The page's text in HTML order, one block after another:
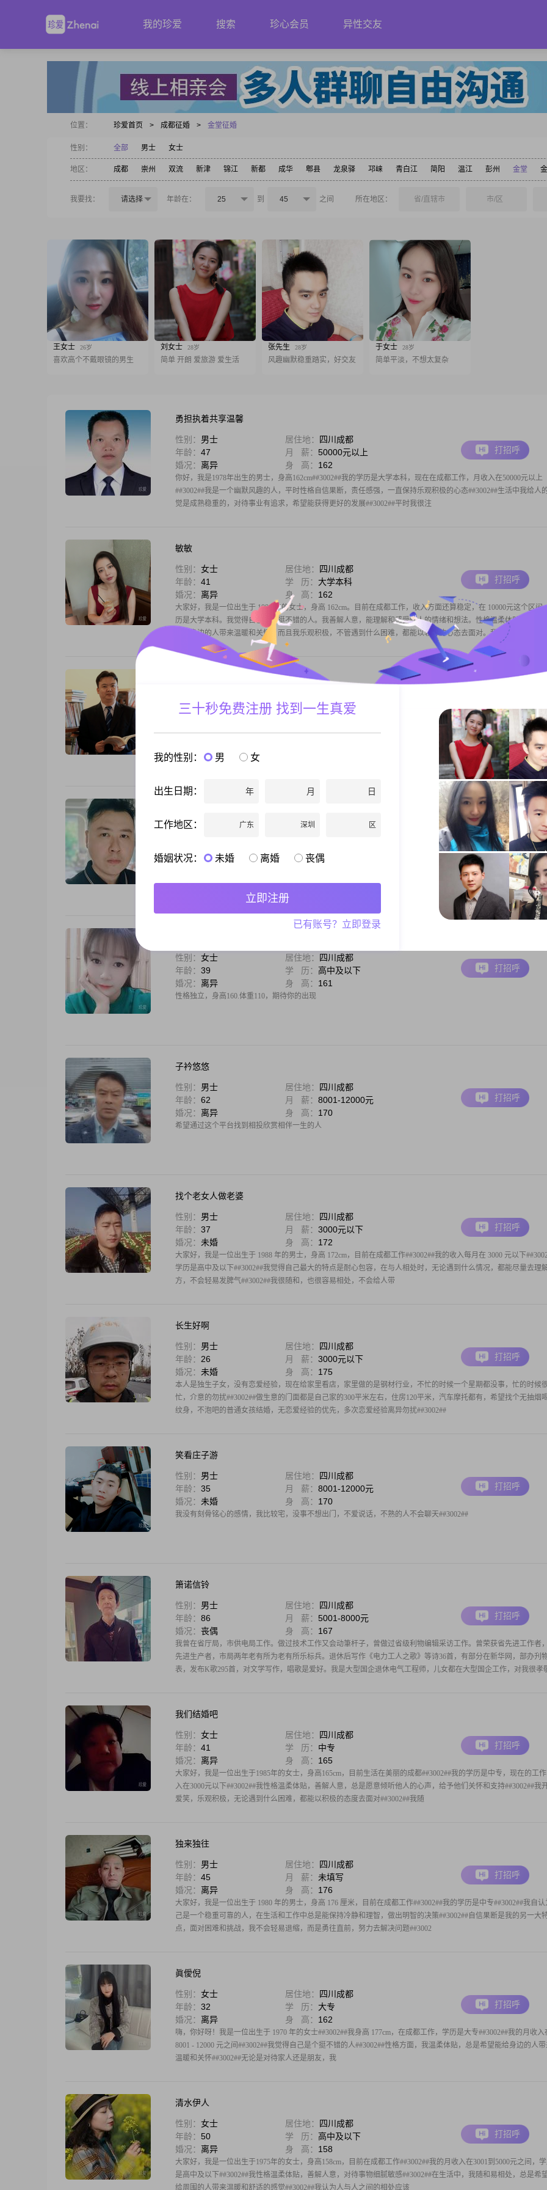
我的珍爱 搜索 珍心会员 异性交友
位置： 珍爱首页 > 成都征婚 > 金堂征婚
性别： 全部 男士 女士
地区： 成都 崇州 双流 新津 锦江 新都 成华 郫县 龙泉驿 邛崃 青白江 简阳 温江 彭州 金堂
我要找： 请选择 年龄在： 25 到 45 之间 所在地区： 省/直辖市 市/区
王女士 26岁
喜欢高个不戴眼镜的男生
刘女士 28岁
简单 开朗 爱旅游 爱生活
张先生 28岁
风趣幽默稳重踏实，好交友
于女士 28岁
简单平淡，不想太复杂
勇担执着共享温馨
性别： 男士 居住地：
四川成都
年龄： 47 月 薪： 50000元以上
婚况： 离异 身 高： 162
你好，我是1978年出生的男士，身高162cm##3002##我的学历是大学本科，现在在成都工作，月收入在50000元以上
##3002##我是一个幽默风趣的人，平时性格自信果断，责任感强，一直保持乐观积极的心态##3002##生活中我给人
觉是成熟稳重的，对待事业有追求，希望能获得更好的发展##3002##平时我很注
打招呼
敏敏
性别： 女士 居住地：
四川成都
年龄： 41 学 历： 大学本科
婚况： 离异 身 高： 162
大家好，我是一位出生于 1984 年的女士，身高 162cm。目前在成都工作，收入方面还算稳定，在 10000元这个区间
历是大学本科。我觉得自己是个挺不错的人。我善解人意，能理解和感受他人的情绪和想法。性格温柔体贴，总是
能给身边的人带来温暖和关怀。而且我乐观积极，不管遇到什么困难，都能以较好的心态去面对。我很独
打招呼
年龄：50 月 薪：50000元以上
大家好，我是1975年出生的男士，身高168cm，目前在成都工作，月收入在50000元以上，学历是硕士。我的性格比
向健谈，平时乐观积极，待人真诚可靠，一直追求事业上的进步。平时喜欢思考，也觉得相互尊重是相处里很重要
点。我的爱好是美食探店，也喜欢打篮球，在篮球方面算是个高手。现在想通过这里认识合适的朋友，希望能遇
打招呼
性别： 居住地：
婚况：
离异 身 高：175
大家好，我是一位出生于 1983 年的男士，身高 175cm，目前在成都打拼##3002##我的月收入大概在 8001 - 12000 元
间，学历是中专##3002##我觉得自己是个挺乐观积极的人，整天乐呵呵的##3002##性格随和，特别容易相处，不会
计较太多##3002##在我心里，家庭的分量很重，不管啥时候
打招呼
性别： 女士 居住地：
四川成都
年龄： 39 学 历： 高中及以下
婚况： 离异 身 高： 161
性格独立，身高160.体重110，期待你的出现
打招呼
子衿悠悠
性别： 男士 居住地：
四川成都
年龄： 62 月 薪： 8001-12000元
婚况： 离异 身 高： 170
希望通过这个平台找到相投欣赏相伴一生的人
打招呼
找个老女人做老婆
性别： 男士 居住地：
四川成都
年龄： 37 月 薪： 3000元以下
婚况： 未婚 身 高： 172
大家好，我是一位出生于 1988 年的男士，身高 172cm，目前在成都工作##3002##我的收入每月在 3000 元以下
学历是高中及以下##3002##我觉得自己最大的特点是耐心包容，在与人相处时，无论遇到什么情况，都能尽量去理
方，不会轻易发脾气##3002##我很随和，也很容易相处，不会给人带
打招呼
长生好啊
性别： 男士 居住地：
四川成都
年龄： 26 月 薪： 3000元以下
婚况： 未婚 身 高： 175
本人是独生子女，没有恋爱经验，现在给家里看店，家里做的是钢材行业，不忙的时候一个星期都没事，忙的时候
忙，介意的勿扰##3002##做生意的门面都是自己家的300平米左右，住房120平米，汽车摩托都有，希望找个无抽烟
纹身，不泡吧的普通女孩结婚，无恋爱经验的优先，多次恋爱经验离异勿扰##3002##
打招呼
笑看庄子游
性别： 男士 居住地：
四川成都
年龄： 35 月 薪： 8001-12000元
婚况： 未婚 身 高： 170
我没有刻骨铭心的感情，我比较宅，没事不想出门，不爱说话，不熟的人不会聊天##3002##
打招呼
箫诺信铃
性别： 男士 居住地：
四川成都
年龄： 86 月 薪： 5001-8000元
婚况： 丧偶 身 高： 167
我曾在省厅局，市供电局工作。做过技术工作又会动筆杆子，曾做过省级利物编辑采访工作。曾荣获省先进工作者
先进生产者，市局两年老有所为老有所乐标兵。退休后写作《电力工人之歌》等诗36首，有部分在新华网，部办刋
表，发布K歌295首，对文学写作，唱歌是爱好。我是大型国企退休电气工程师，儿女都在大型国企工作，对我很孝
打招呼
我们结婚吧
性别： 女士 居住地：
四川成都
年龄： 41 学 历： 中专
婚况： 离异 身 高： 165
大家好，我是一位出生于1985年的女士，身高165cm，目前生活在美丽的成都##3002##我的学历是中专，现在的工
入在3000元以下##3002##我性格温柔体贴，善解人意，总是愿意倾听他人的心声，给予他们关怀和支持##3002##我
爱笑，乐观积极，无论遇到什么困难，都能以积极的态度去面对##3002##我随
打招呼
独来独往
性别： 男士 居住地：
四川成都
年龄： 45 月 薪： 未填写
婚况： 离异 身 高： 176
大家好，我是一位出生于 1980 年的男士，身高 176 厘米，目前在成都工作##3002##我的学历是中专##3002##我自
己是一个稳重可靠的人，在生活和工作中总是能保持冷静和理智，做出明智的决策##3002##自信果断是我的另一大
点，面对困难和挑战，我不会轻易退缩，而是勇往直前，努力去解决问题##3002
打招呼
眞僾倪
性别： 女士 居住地：
四川成都
年龄： 32 学 历： 大专
婚况： 离异 身 高： 162
嗨，你好呀！我是一位出生于 1970 年的女士##3002##我身高 177cm，在成都工作，学历是大专##3002##我的月收入
8001 - 12000 元之间##3002##我觉得自己是个挺不错的人##3002##性格方面，我温柔体贴，总是希望能给身边的人
温暖和关怀##3002##无论是对待家人还是朋友，我
打招呼
清水伊人
性别： 女士 居住地：
四川成都
年龄： 50 学 历： 高中及以下
婚况： 离异 身 高： 158
大家好，我是一位出生于1975年的女士，身高158cm，目前在成都工作##3002##我的月收入在3001到5000元之间，
是高中及以下##3002##我性格温柔体贴，善解人意，对待事物细腻敏感##3002##在生活中，我随和易相处，总是希
给周围的人带来温暖和舒适的感觉##3002##我认为人与人之间的相处应该
打招呼
三十秒免费注册 找到一生真爱
我的性别： 男 女
出生日期： 年 月 日
工作地区： 广东 深圳 区
婚姻状况： 未婚 离婚 丧偶
立即注册
已有账号？立即登录